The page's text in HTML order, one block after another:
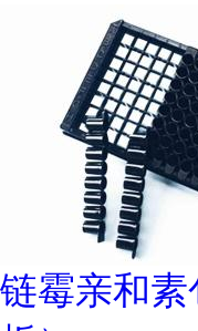
链霉亲和